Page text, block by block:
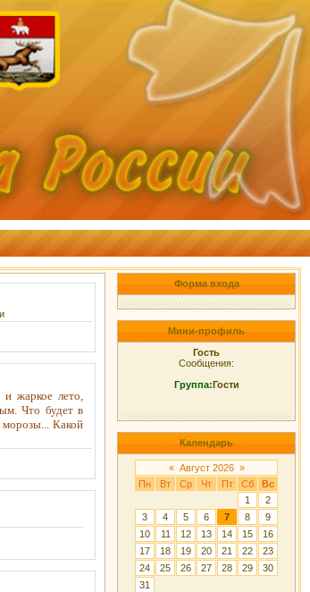
и жаркое лето,
Что будет в
морозы... Какой
Форма входа
Мини-профиль
Гость
Сообщения:
Группа:Гости
Календарь
« Август 2026 »
Пн
Вт Ср Чт Пт Сб
Вс
1
2
3
4 5 6 7 8
9
10
11 12 13 14 15
16
17
18 19 20 21 22
23
24
25 26 27 28 29
30
31